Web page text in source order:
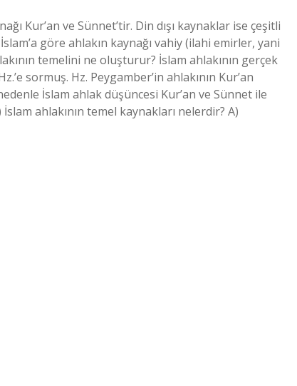
Kur’an ve Sünnet’tir. Din dışı kaynaklar ise çeşitli
göre ahlakın kaynağı vahiy (ilahi emirler, yani
temelini ne oluşturur? İslam ahlakının gerçek
sormuş. Hz. Peygamber’in ahlakının Kur’an
İslam ahlak düşüncesi Kur’an ve Sünnet ile
ahlakının temel kaynakları nelerdir? A)